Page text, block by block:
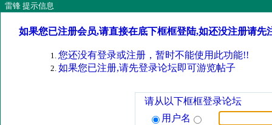
雷锋 提示信息
如果您已注册会员,请直接在底下框框登陆,如还没注册请先
您还没有登录或注册，暂时不能使用此功能!!
如果您已注册,请先登录论坛即可游览帖子
请从以下框框登录论坛
用户名